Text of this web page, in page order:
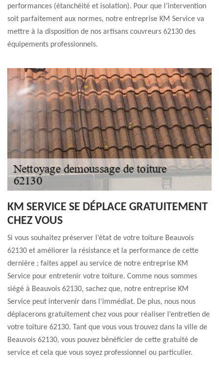
performances (étanchéité et isolation). Pour que l’intervention
soit parfaitement aux normes, notre entreprise KM Service va
mettre à la disposition de nos artisans couvreurs 62130 des
équipements professionnels.
KM SERVICE SE DÉPLACE GRATUITEMENT
CHEZ VOUS
Si vous souhaitez préserver l’état de votre toiture Beauvois
62130 et améliorer la résistance et la performance de cette
dernière ; faites appel au service de notre entreprise KM
Service pour entretenir votre toiture. Comme nous sommes
siégé à Beauvois 62130, sachez que, notre entreprise KM
Service peut intervenir dans l’immédiat. De plus, nous nous
déplacerons gratuitement chez vous pour réaliser l’entretien de
votre toiture 62130. Tant que vous vous trouvez dans la ville de
Beauvois 62130, vous pouvez bénéficier de cette gratuité de
service et cela que vous soyez professionnel ou particulier.